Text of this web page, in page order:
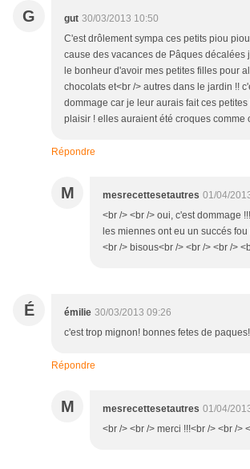
G gut 30/03/2013 10:50
C'est drôlement sympa ces petits piou
cause des vacances de Pâques décalées
le bonheur d'avoir mes petites filles pour
chocolats et<br /> autres dans le jardin !!
dommage car je leur aurais fait ces
plaisir ! elles auraient été croques comme
Répondre
M mesrecettesetautres 01/04/
<br /> <br /> oui, c'est dommage
les miennes ont eu un succés
<br /> bisous<br /> <br /> <br />
É émilie 30/03/2013 09:26
c'est trop mignon! bonnes fetes de paques!
Répondre
M mesrecettesetautres 01/04/
<br /> <br /> merci !!!<br /> <br />